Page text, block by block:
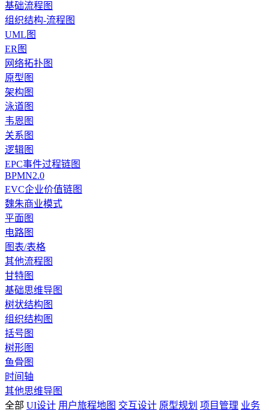
基础流程图
组织结构-流程图
UML图
ER图
网络拓扑图
原型图
架构图
泳道图
韦恩图
关系图
逻辑图
EPC事件过程链图
BPMN2.0
EVC企业价值链图
魏朱商业模式
平面图
电路图
图表/表格
其他流程图
甘特图
基础思维导图
树状结构图
组织结构图
括号图
树形图
鱼骨图
时间轴
其他思维导图
全部 UI设计 用户旅程地图 交互设计 原型规划 项目管理 业务